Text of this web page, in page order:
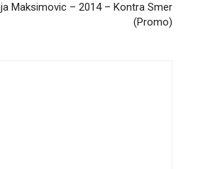
Maksimovic – 2014 – Kontra Smer
(Promo)